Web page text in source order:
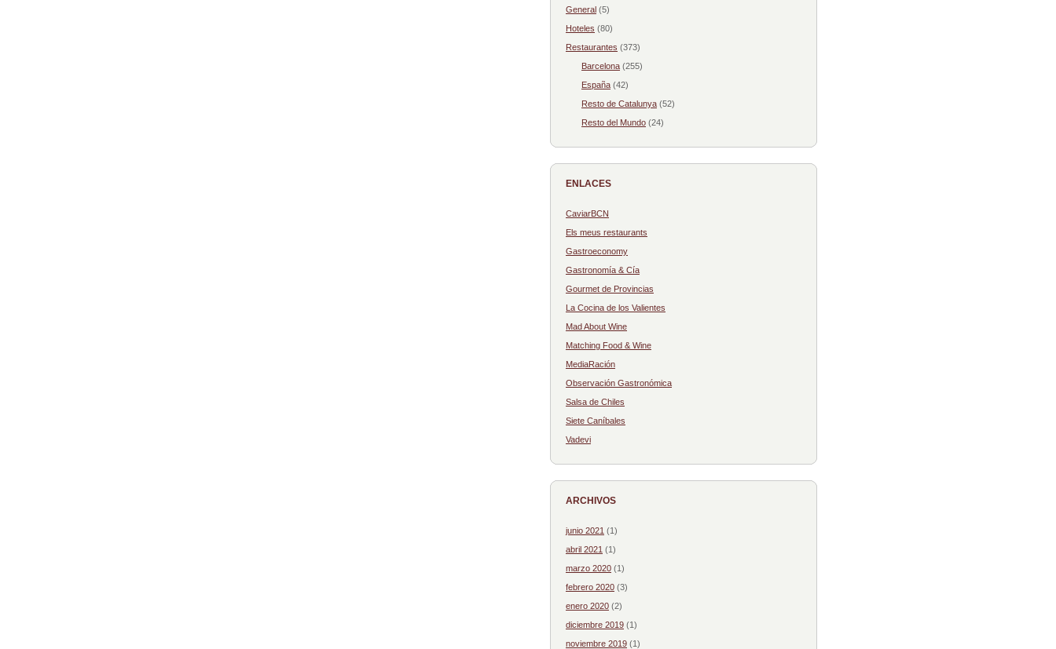
General (5)
Hoteles (80)
Restaurantes (373)
Barcelona (255)
España (42)
Resto de Catalunya (52)
Resto del Mundo (24)
ENLACES
CaviarBCN
Els meus restaurants
Gastroeconomy
Gastronomía & Cía
Gourmet de Provincias
La Cocina de los Valientes
Mad About Wine
Matching Food & Wine
MediaRación
Observación Gastronómica
Salsa de Chiles
Siete Caníbales
Vadevi
ARCHIVOS
junio 2021 (1)
abril 2021 (1)
marzo 2020 (1)
febrero 2020 (3)
enero 2020 (2)
diciembre 2019 (1)
noviembre 2019 (1)